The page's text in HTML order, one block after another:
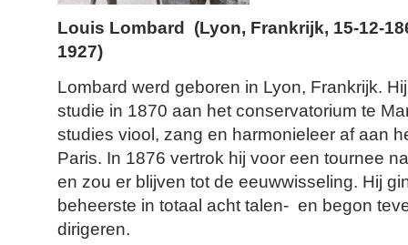
Louis Lombard (Lyon, Frankrijk, 15-12-
1927)
Lombard werd geboren in Lyon, Frankrijk.
studie in 1870 aan het conservatorium te
studies viool, zang en harmonieleer af aan
Paris. In 1876 vertrok hij voor een tournee
en zou er blijven tot de eeuwwisseling. Hij
beheerste in totaal acht talen- en begon
dirigeren.